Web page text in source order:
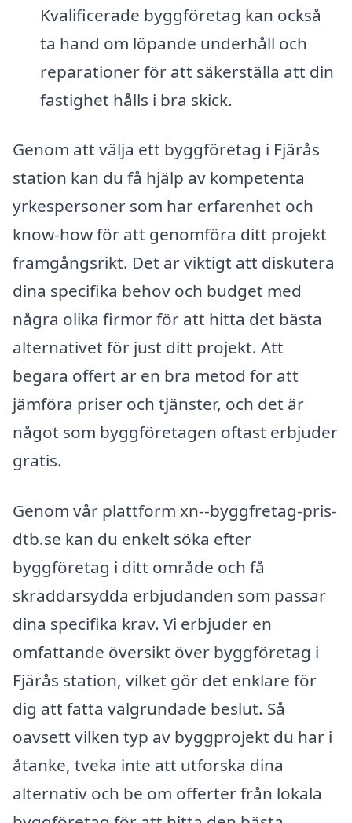
Kvalificerade byggföretag kan också
ta hand om löpande underhåll och
reparationer för att säkerställa att din
fastighet hålls i bra skick.
Genom att välja ett byggföretag i Fjärås
station kan du få hjälp av kompetenta
yrkespersoner som har erfarenhet och
know-how för att genomföra ditt projekt
framgångsrikt. Det är viktigt att diskutera
dina specifika behov och budget med
några olika firmor för att hitta det bästa
alternativet för just ditt projekt. Att
begära offert är en bra metod för att
jämföra priser och tjänster, och det är
något som byggföretagen oftast erbjuder
gratis.
Genom vår plattform xn--byggfretag-pris-
dtb.se kan du enkelt söka efter
byggföretag i ditt område och få
skräddarsydda erbjudanden som passar
dina specifika krav. Vi erbjuder en
omfattande översikt över byggföretag i
Fjärås station, vilket gör det enklare för
dig att fatta välgrundade beslut. Så
oavsett vilken typ av byggprojekt du har i
åtanke, tveka inte att utforska dina
alternativ och be om offerter från lokala